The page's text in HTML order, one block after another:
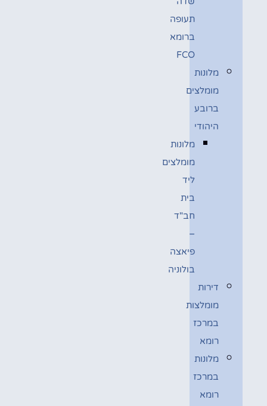
תעופה
ברומא
FCO
מלונות
מומלצים
ברובע
היהודי
מלונות
מומלצים
ליד
בית
חב"ד
–
פיאצה
בולוניה
דירות
מומלצות
במרכז
רומא
מלונות
במרכז
רומא